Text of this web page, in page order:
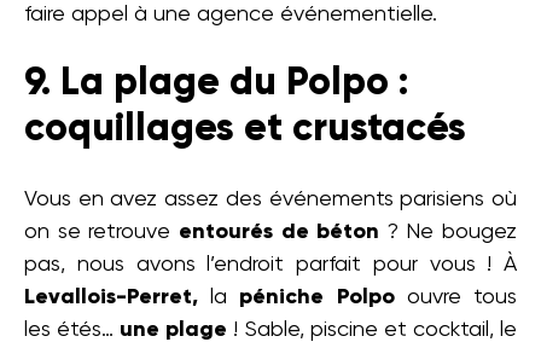
faire appel à une agence événementielle.
9. La plage du Polpo :
coquillages et crustacés
Vous en avez assez des événements parisiens où
on se retrouve entourés de béton ? Ne bougez
pas, nous avons l’endroit parfait pour vous ! À
Levallois-Perret, la péniche Polpoouvre tous
les étés… une plage ! Sable, piscine et cocktail, le